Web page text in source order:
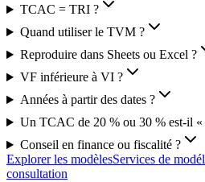
TCAC = TRI ?
Quand utiliser le TVM ?
Reproduire dans Sheets ou Excel ?
VF inférieure à VI ?
Années à partir des dates ?
Un TCAC de 20 % ou 30 % est‑il «
Conseil en finance ou fiscalité ?
Explorer les modèlesServices de
consultation